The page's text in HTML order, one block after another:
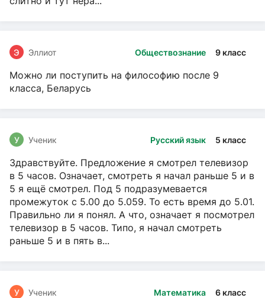
Обществознание 9 класс
Э Эллиот
Можно ли поступить на философию после 9
класса, Беларусь
Русский язык 5 класс
У Ученик
Здравствуйте. Предложение я смотрел телевизор
в 5 часов. Означает, смотреть я начал раньше 5 и в
5 я ещё смотрел. Под 5 подразумевается
промежуток с 5.00 до 5.059. То есть время до 5.01.
Правильно ли я понял. А что, означает я посмотрел
телевизор в 5 часов. Типо, я начал смотреть
раньше 5 и в пять в...
Математика 6 класс
У Ученик